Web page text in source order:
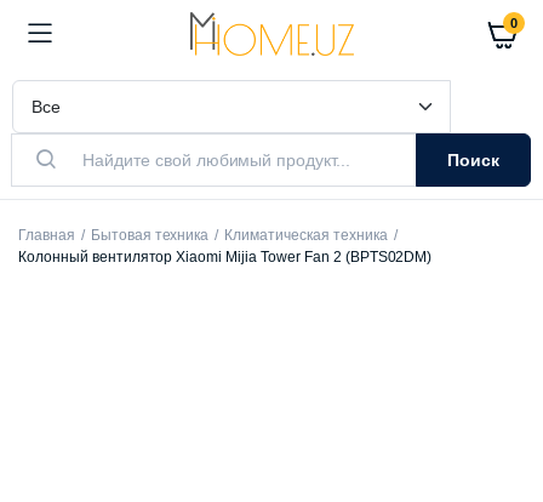
0
Поиск
Главная Бытовая техника
Климатическая техника
Колонный вентилятор Xiaomi Mijia Tower Fan 2 (BPTS02DM)